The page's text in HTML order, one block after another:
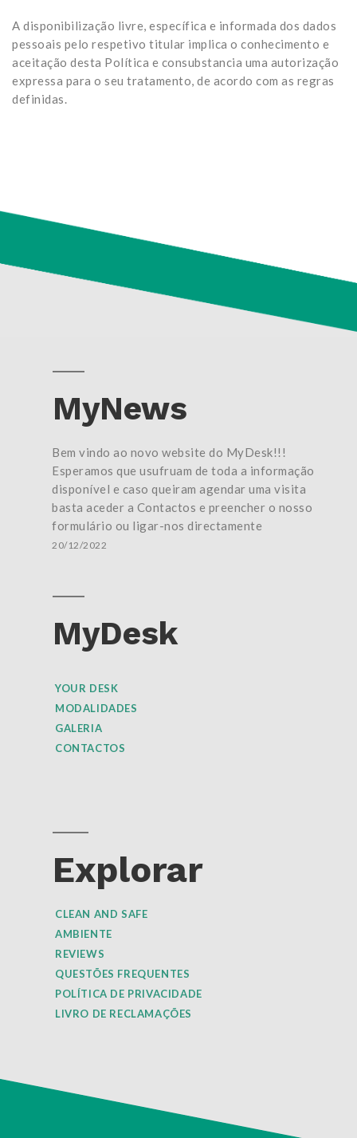
A disponibilização livre, específica e informada dos dados
pessoais pelo respetivo titular implica o conhecimento e
aceitação desta Política e consubstancia uma autorização
expressa para o seu tratamento, de acordo com as regras
definidas.
MyNews
Bem vindo ao novo website do MyDesk!!!
Esperamos que usufruam de toda a informação
disponível e caso queiram agendar uma visita
basta aceder a Contactos e preencher o nosso
formulário ou ligar-nos directamente
20/12/2022
MyDesk
YOUR DESK
MODALIDADES
GALERIA
CONTACTOS
Explorar
CLEAN AND SAFE
AMBIENTE
REVIEWS
QUESTÕES FREQUENTES
POLÍTICA DE PRIVACIDADE
LIVRO DE RECLAMAÇÕES